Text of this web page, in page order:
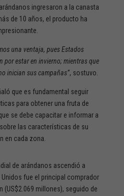
ingresaron a la canasta
de 10 años, el producto ha
una ventaja, pues Estados
por estar en invierno; mientras que
inician sus campañas”, sostuvo.
que es fundamental seguir
para obtener una fruta de
se debe capacitar e informar a
las características de su
en cada zona.
de arándanos ascendió a
fue el principal comprador
(US$2.069 millones), seguido de